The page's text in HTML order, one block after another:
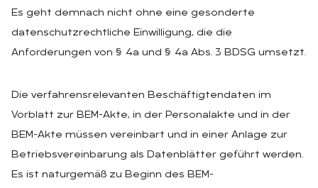
Es geht demnach nicht ohne eine gesonderte
datenschutzrechtliche Einwilligung, die die
Anforderungen von § 4a und § 4a Abs. 3 BDSG umsetzt.
Die verfahrensrelevanten Beschäftigtendaten im
Vorblatt zur BEM-Akte, in der Personalakte und in der
BEM-Akte müssen vereinbart und in einer Anlage zur
Betriebsvereinbarung als Datenblätter geführt werden.
Es ist naturgemäß zu Beginn des BEM-